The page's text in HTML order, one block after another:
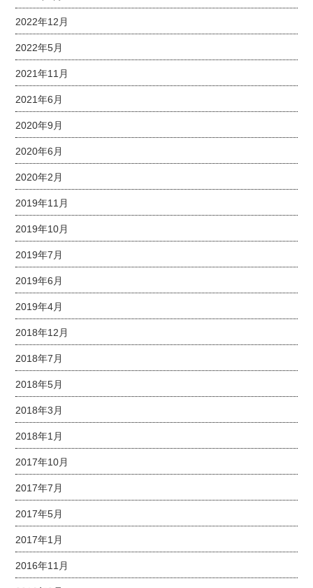
2022年12月
2022年5月
2021年11月
2021年6月
2020年9月
2020年6月
2020年2月
2019年11月
2019年10月
2019年7月
2019年6月
2019年4月
2018年12月
2018年7月
2018年5月
2018年3月
2018年1月
2017年10月
2017年7月
2017年5月
2017年1月
2016年11月